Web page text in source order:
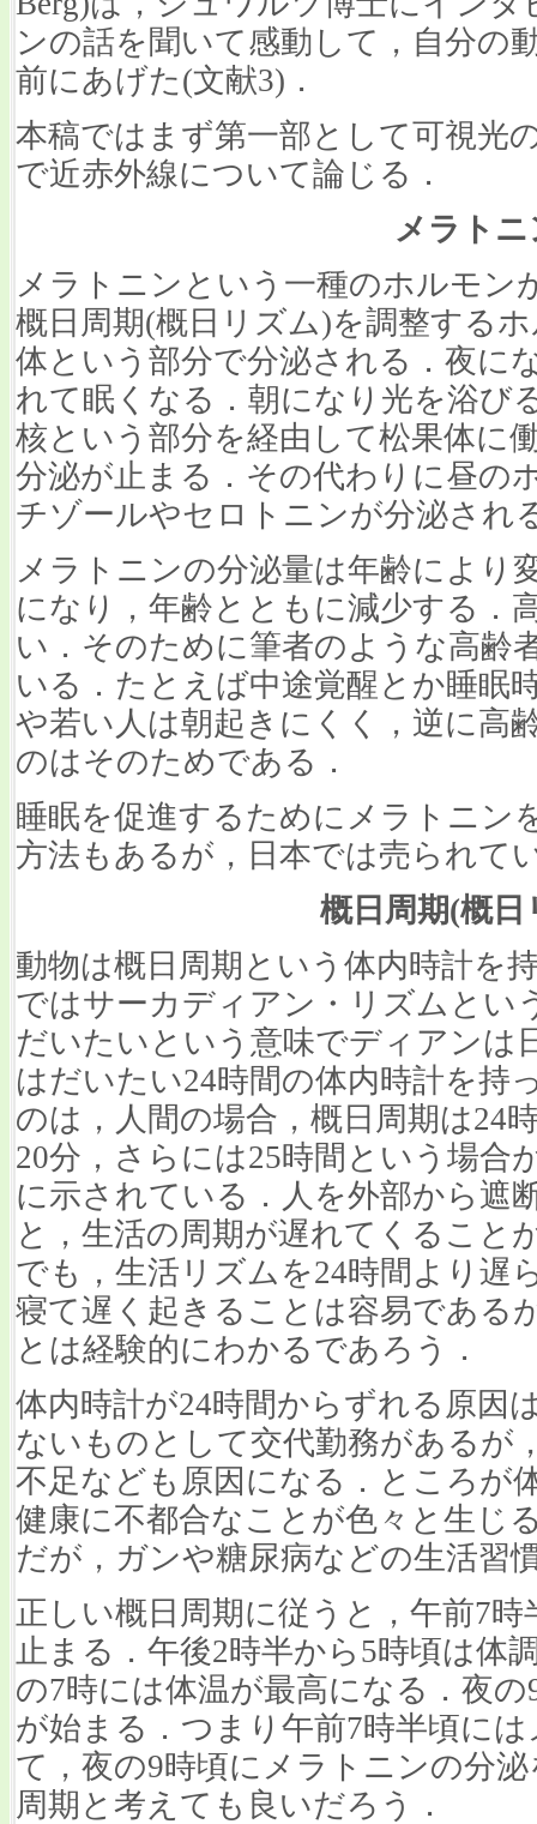
ンの話を聞いて感動して，自分の
前にあげた(文献3)．
本稿ではまず第一部として可視光
で近赤外線について論じる．
メラトニ
メラトニンという一種のホルモン
概日周期(概日リズム)を調整する
体という部分で分泌される．夜に
れて眠くなる．朝になり光を浴び
核という部分を経由して松果体に
分泌が止まる．その代わりに昼の
チゾールやセロトニンが分泌され
メラトニンの分泌量は年齢により
になり，年齢とともに減少する．
い．そのために筆者のような高齢
いる．たとえば中途覚醒とか睡眠
や若い人は朝起きにくく，逆に高
のはそのためである．
睡眠を促進するためにメラトニン
方法もあるが，日本では売られて
概日周期(概日
動物は概日周期という体内時計を
ではサーカディアン・リズムとい
だいたいという意味でディアンは
はだいたい24時間の体内時計を持
のは，人間の場合，概日周期は24
20分，さらには25時間という場合
に示されている．人を外部から遮
と，生活の周期が遅れてくること
でも，生活リズムを24時間より遅
寝て遅く起きることは容易である
とは経験的にわかるであろう．
体内時計が24時間からずれる原因
ないものとして交代勤務があるが
不足なども原因になる．ところが
健康に不都合なことが色々と生じ
だが，ガンや糖尿病などの生活習
正しい概日周期に従うと，午前7
止まる．午後2時半から5時頃は体
の7時には体温が最高になる．夜
が始まる．つまり午前7時半頃に
て，夜の9時頃にメラトニンの分
周期と考えても良いだろう．